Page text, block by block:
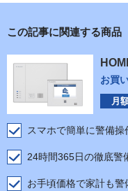
この記事に関連する商品
お買
月
スマホで簡単に警備操
24時間365日の徹底警
お手頃価格で家計も警